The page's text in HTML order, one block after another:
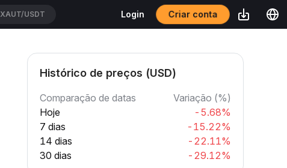
XAUT/USDT Login Criar conta
Histórico de preços (USD)
Comparação de datas
Variação (%)
Hoje
-5.68%
7 dias
-15.22%
14 dias
-22.11%
30 dias
-29.12%